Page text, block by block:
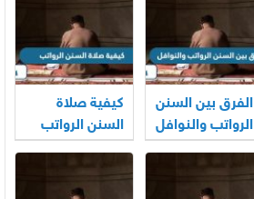
الفرق بين السنن
الرواتب والنوافل
كيفية صلاة
السنن الرواتب